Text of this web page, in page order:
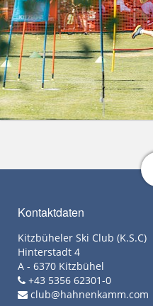
Kontaktdaten
Kitzbüheler Ski Club (K.S.C)
Hinterstadt 4
A - 6370 Kitzbühel
+43 5356 62301-0
club@hahnenkamm.com